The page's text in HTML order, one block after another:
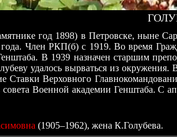
год 1898) в Петровске,
Член РКП(б) с 1919. Во время
В 1939 назначен старшим
удалось вырваться из
Ставки Верховного
Военной академии Генштаба. С
(1905–1962), жена К.Голубева.